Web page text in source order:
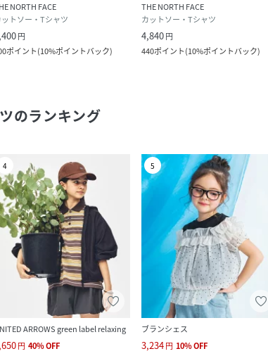
NORTH FACE
ットソー・Tシャツ
円
ポイント(10%ポイントバック)
THE NORTH FACE
カットソー・Tシャツ
4,840円
440ポイント(10%ポイントバック)
のランキング
4
ARROWS green label relaxing
円 40%OFF
5
ブランシェス
3,234円 10%OFF